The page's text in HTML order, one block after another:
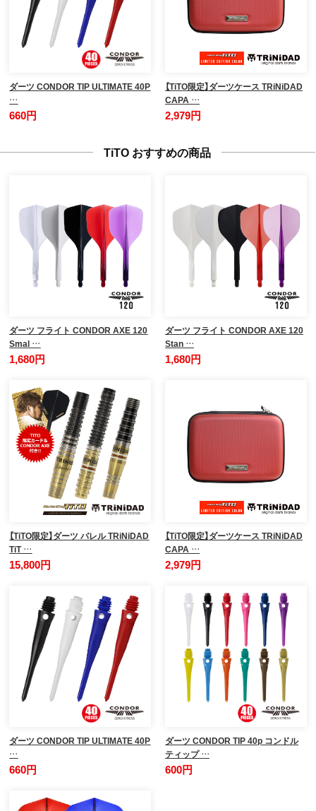
ダーツ CONDOR TIP ULTIMATE 40P
…
660円
【TiTO限定】ダーツケース TRiNiDAD
CAPA …
2,979円
TiTO おすすめの商品
ダーツ フライト CONDOR AXE 120
Smal …
1,680円
ダーツ フライト CONDOR AXE 120
Stan …
1,680円
【TiTO限定】ダーツ バレル TRiNiDAD
TiT …
15,800円
【TiTO限定】ダーツケース TRiNiDAD
CAPA …
2,979円
ダーツ CONDOR TIP ULTIMATE 40P
…
660円
ダーツ CONDOR TIP 40p コンドル
ティップ …
600円